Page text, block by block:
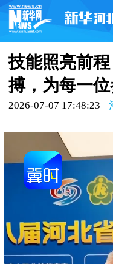
技能照亮前
搏，为每一位
2026-07-07 17:48:23